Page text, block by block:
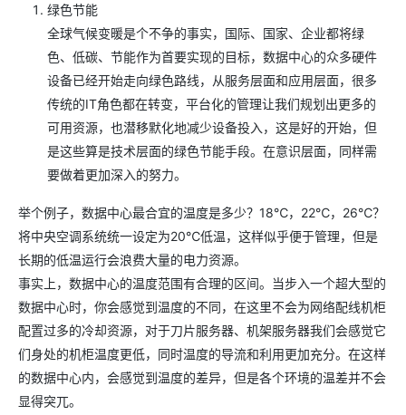
绿色节能
全球气候变暖是个不争的事实，国际、国家、企业都将绿
色、低碳、节能作为首要实现的目标，数据中心的众多硬件
设备已经开始走向绿色路线，从服务层面和应用层面，很多
传统的IT角色都在转变，平台化的管理让我们规划出更多的
可用资源，也潜移默化地减少设备投入，这是好的开始，但
是这些算是技术层面的绿色节能手段。在意识层面，同样需
要做着更加深入的努力。
举个例子，数据中心最合宜的温度是多少？18℃，22℃，26℃？
将中央空调系统统一设定为20℃低温，这样似乎便于管理，但是
长期的低温运行会浪费大量的电力资源。
事实上，数据中心的温度范围有合理的区间。当步入一个超大型的
数据中心时，你会感觉到温度的不同，在这里不会为网络配线机柜
配置过多的冷却资源，对于刀片服务器、机架服务器我们会感觉它
们身处的机柜温度更低，同时温度的导流和利用更加充分。在这样
的数据中心内，会感觉到温度的差异，但是各个环境的温差并不会
显得突兀。